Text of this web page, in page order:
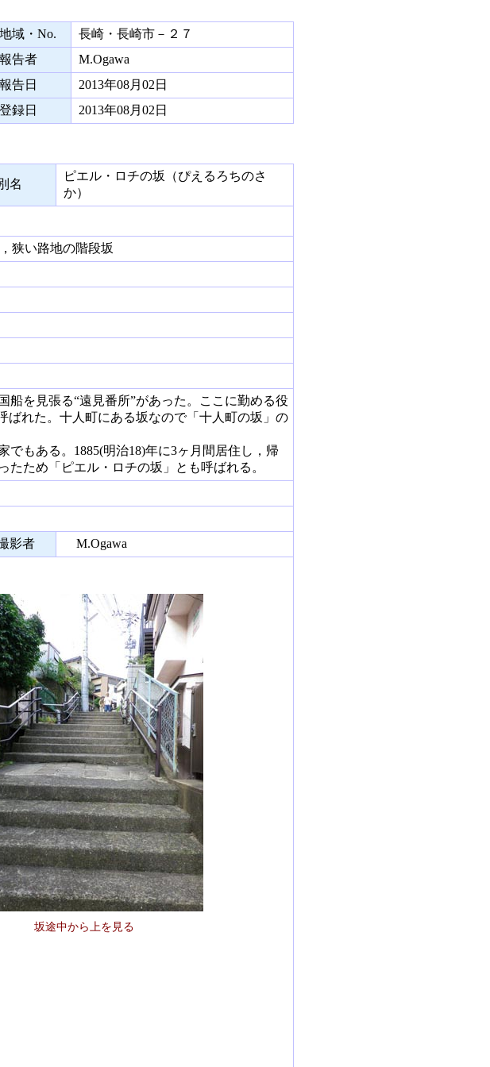
地域・No.
長崎・長崎市－２７
報告者
M.Ogawa
報告日
2013年08月02日
登録日
2013年08月02日
名
ピエル・ロチの坂（ぴえるろちのさ
か）
狭い路地の階段坂
を見張る“遠見番所”があった。ここに勤める役
ばれた。十人町にある坂なので「十人町の坂」の
もある。1885(明治18)年に3ヶ月間居住し，帰
ため「ピエル・ロチの坂」とも呼ばれる。
影者 M.Ogawa
坂途中から上を見る